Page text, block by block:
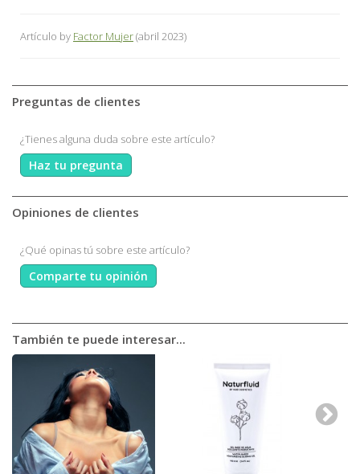
Artículo by Factor Mujer(abril 2023)
Preguntas de clientes
¿Tienes alguna duda sobre este artículo?
Haz tu pregunta
Opiniones de clientes
¿Qué opinas tú sobre este artículo?
Comparte tu opinión
También te puede interesar...